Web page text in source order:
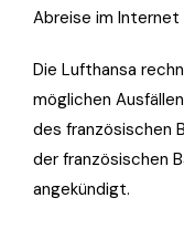
Abreise im Internet
Die Lufthansa
möglichen
des französischen
der französischen
angekündigt.